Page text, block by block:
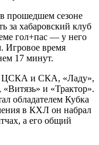
прошедшем сезоне
за хабаровский клуб
гол+пас — у него
Игровое время
17 минут.
ЦСКА и СКА, «Ладу»,
и «Трактор».
обладателем Кубка
в КХЛ он набрал
а его общий